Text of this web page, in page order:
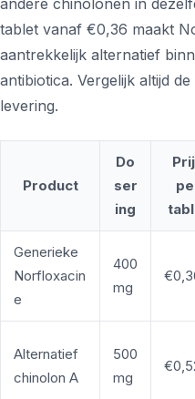
andere chinolonen in
tablet vanaf €0,36 maakt
aantrekkelijk alternatief
antibiotica. Vergelijk altijd
levering.
Product
Do
ser
ing
Generieke
Norfloxacin
e
400
mg
Alternatief
chinolon A
500
mg